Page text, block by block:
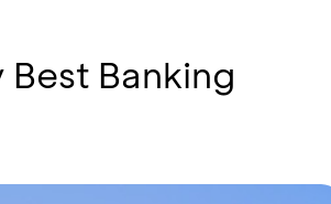
Best Banking